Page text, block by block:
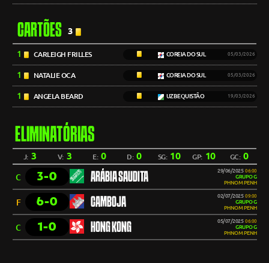
CARTÕES 3
1 CARLEIGH FRILLES COREIA DO SUL 05/03/2026
1 NATALIE OCA COREIA DO SUL 05/03/2026
1 ANGELA BEARD UZBEQUISTÃO 19/03/2026
ELIMINATÓRIAS
J: 3 V: 3 E:0 D:0 SG: 10 GP: 10 GC: 0
C 3-0 ARÁBIA SAUDITA 29/06/2025 06:00
GRUPO G
PHNOM PENH
F 6-0 CAMBOJA 02/07/2025 09:00
GRUPO G
PHNOM PENH
C 1-0 HONG KONG 05/07/2025 06:00
GRUPO G
PHNOM PENH